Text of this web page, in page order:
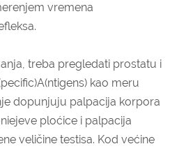
vremena
treba pregledati prostatu i
kao meru
dopunjuju palpacija korpora
ploćice i palpacija
veličine testisa. Kod većine